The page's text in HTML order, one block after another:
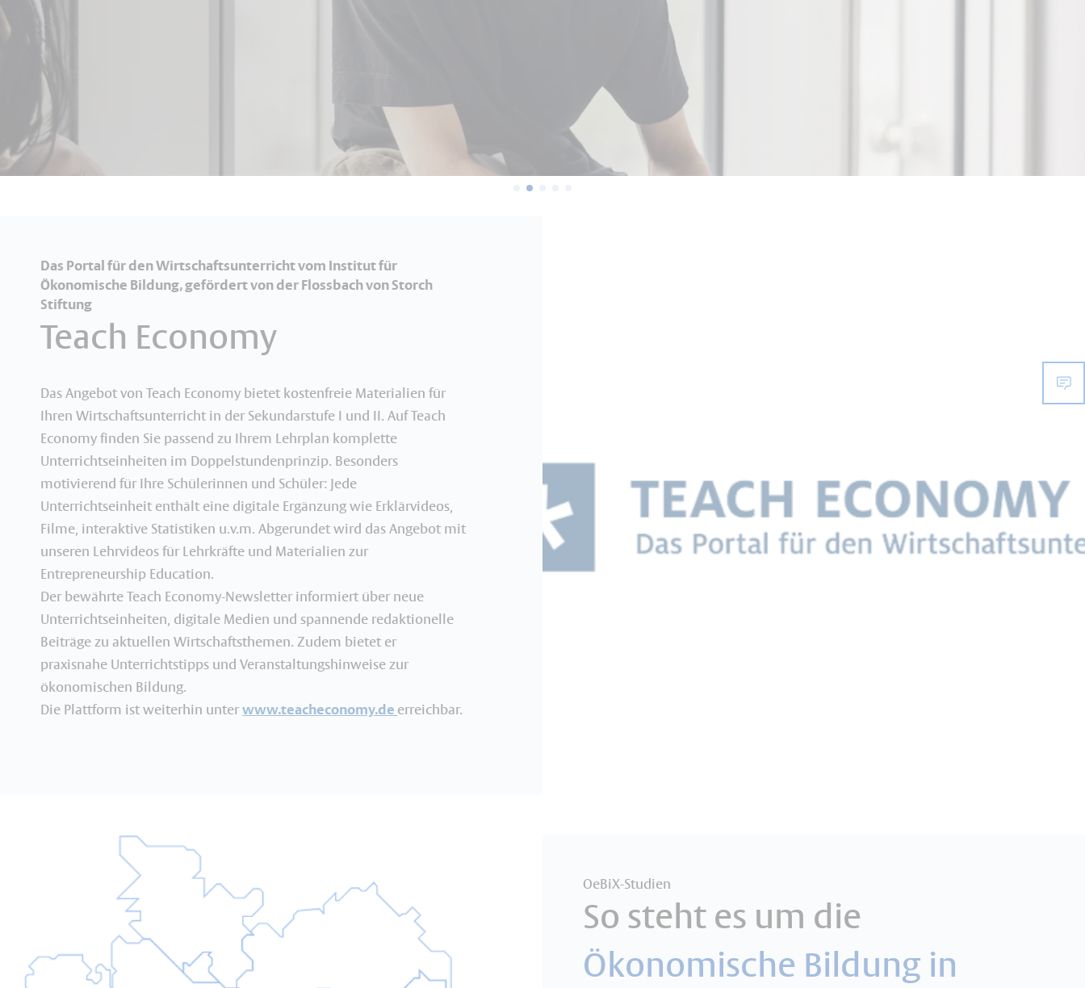
Das Portal für den Wirtschaftsunterricht vom Institut für
Ökonomische Bildung, gefördert von der Flossbach von Storch
Stiftung
Teach Economy
Das Angebot von Teach Economy bietet kostenfreie Materialien für
Ihren Wirtschaftsunterricht in der Sekundarstufe I und II. Auf Teach
Economy finden Sie passend zu Ihrem Lehrplan komplette
Unterrichtseinheiten im Doppelstundenprinzip. Besonders
motivierend für Ihre Schülerinnen und Schüler: Jede
Unterrichtseinheit enthält eine digitale Ergänzung wie Erklärvideos,
Filme, interaktive Statistiken u.v.m. Abgerundet wird das Angebot mit
unseren Lehrvideos für Lehrkräfte und Materialien zur
Entrepreneurship Education.
Der bewährte Teach Economy-Newsletter informiert über neue
Unterrichtseinheiten, digitale Medien und spannende redaktionelle
Beiträge zu aktuellen Wirtschaftsthemen. Zudem bietet er
praxisnahe Unterrichtstipps und Veranstaltungshinweise zur
ökonomischen Bildung.
Die Plattform ist weiterhin unterwww.teacheconomy.de erreichbar.
OeBiX-Studien
So steht es um die
Ökonomische Bildung in